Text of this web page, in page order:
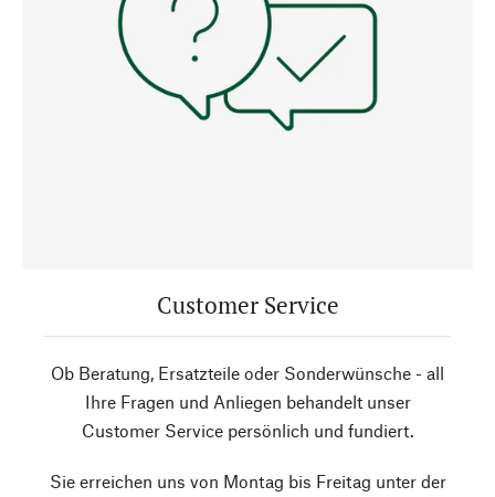
Customer Service
Ob Beratung, Ersatzteile oder Sonderwünsche - all
Ihre Fragen und Anliegen behandelt unser
Customer Service persönlich und fundiert.
Sie erreichen uns von Montag bis Freitag unter der